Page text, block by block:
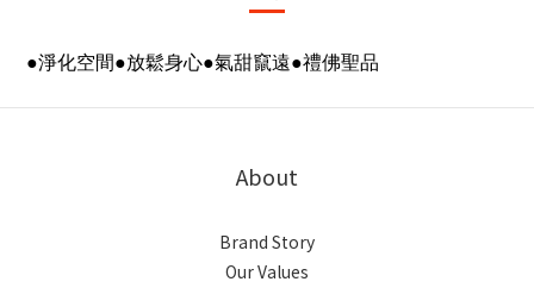
●淨化空間●放鬆身心●氣甜竄遠●禮佛聖品
About
Brand Story
Our Values